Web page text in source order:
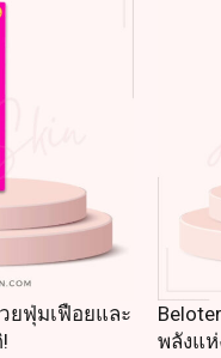
ยฟุ่มเฟือยและ
พลังแห่